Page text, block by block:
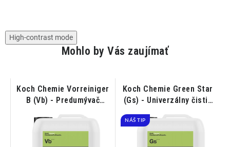
High-contrast mode
Mohlo by Vás zaujímať
Koch Chemie Vorreiniger
B (Vb) - Predumývač
Koch Chemie Green Star
(Gs) - Univerzálny čistič
NÁŠ TIP